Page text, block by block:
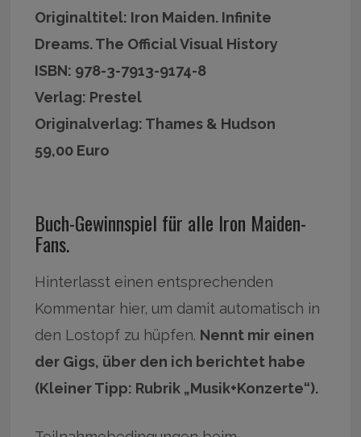
Originaltitel: Iron Maiden. Infinite
Dreams. The Official Visual History
ISBN: 978-3-7913-9174-8
Verlag: Prestel
Originalverlag: Thames & Hudson
59,00 Euro
Buch-Gewinnspiel für alle Iron Maiden-
Fans.
Hinterlasst einen entsprechenden
Kommentar hier, um damit automatisch in
den Lostopf zu hüpfen. Nennt mir einen
der Gigs, über den ich berichtet habe
(Kleiner Tipp: Rubrik „Musik+Konzerte“).